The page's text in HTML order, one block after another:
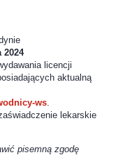
2024
licencji
aktualną
ws
lekarskie
pisemną zgodę